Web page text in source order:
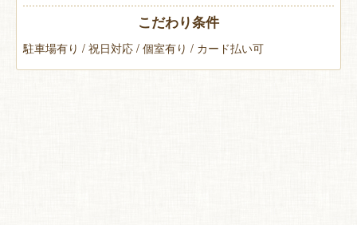
こだわり条件
駐車場有り / 祝日対応 / 個室有り / カード払い可